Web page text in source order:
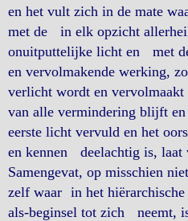
en het vult zich in de mate
met de in elk opzicht
onuitputtelijke licht en met
en vervolmakende werking,
verlicht wordt en
van alle vermindering blijft
eerste licht vervuld en het
en kennen deelachtig is, laat
Samengevat, op misschien
zelf waar in het
als-beginsel tot zich neemt,